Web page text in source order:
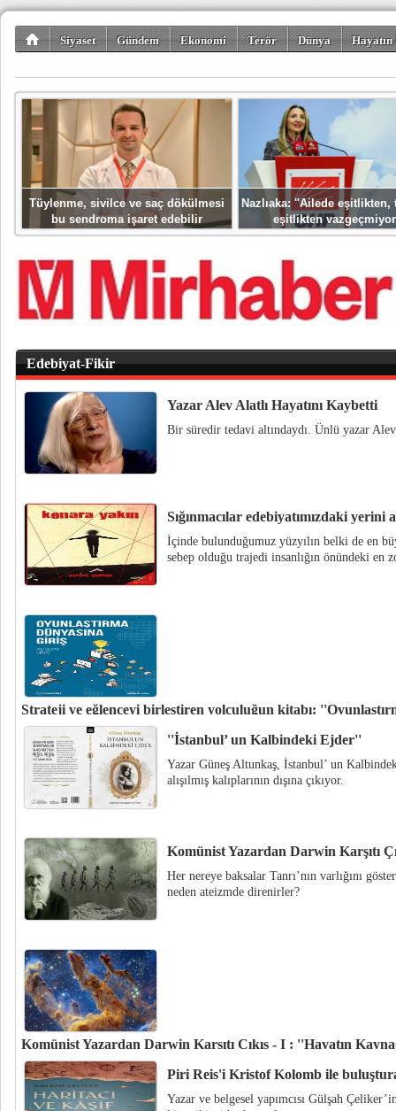
Siyaset Gündem Ekonomi Terör Dünya
Tüylenme, sivilce ve saç dökülmesi
bu sendroma işaret edebilir
Nazlıaka: ''Ailede eşitlikten,
eşitlikten
Edebiyat-Fikir
Yazar Alev Alatlı Hayatını Kaybetti
Bir süredir tedavi altındaydı. Ünlü yazar
Sığınmacılar edebiyatımızdaki yerini
İçinde bulunduğumuz yüzyılın belki de en
sebep olduğu trajedi insanlığın önündeki en
Strateji ve eğlenceyi birleştiren yolculuğun kitabı:
Inooster’ın danışmanlığında, Tefrika Yayınları tarafından yayımlanan
Dünyasına Giriş”, oyunlaştırmanın gücünü anlamak ve uygulamak
niteliği taşıyor.
''İstanbul’ un Kalbindeki Ejder''
Yazar Güneş Altunkaş, İstanbul’ un
alışılmış kalıplarının dışına çıkıyor.
Komünist Yazardan Darwin Karşıtı
Her nereye baksalar Tanrı’nın varlığını
neden ateizmde direnirler?
Komünist Yazardan Darwin Karşıtı Çıkış - I : ''Hayatın
''Gözümüzle gördüğümüz şeylerin hiçbiri “Yaratıcı” değildir. “Yaratıcı”,
başka, onlardan üstün bir varlıktır. Kendisi görünmeyen fakat yarattığı
görünen bir varlık…''
Piri Reis'i Kristof Kolomb ile
Yazar ve belgesel yapımcısı Gülşah